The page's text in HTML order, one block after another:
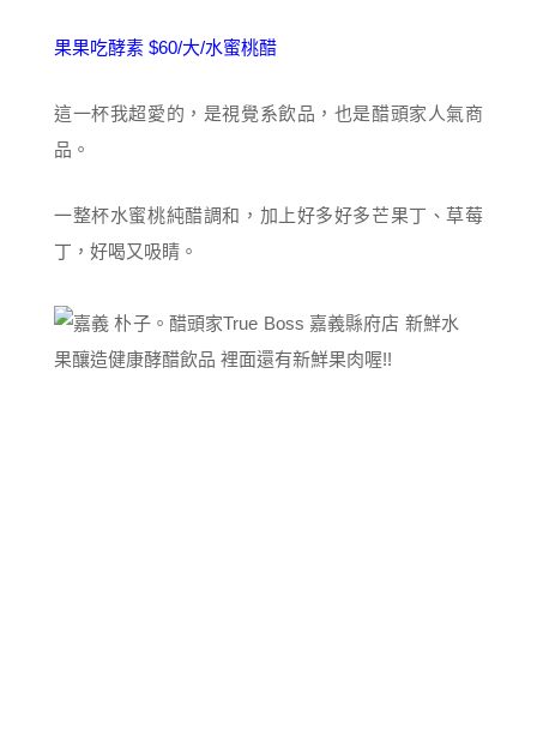
果果吃酵素 $60/大/水蜜桃醋
這一杯我超愛的，是視覺系飲品，也是醋頭家人氣商
品。
一整杯水蜜桃純醋調和，加上好多好多芒果丁、草莓
丁，好喝又吸睛。